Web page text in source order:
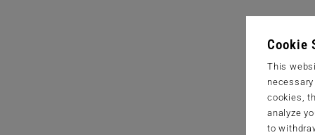
Cookie
This
cookies,
analyze
to